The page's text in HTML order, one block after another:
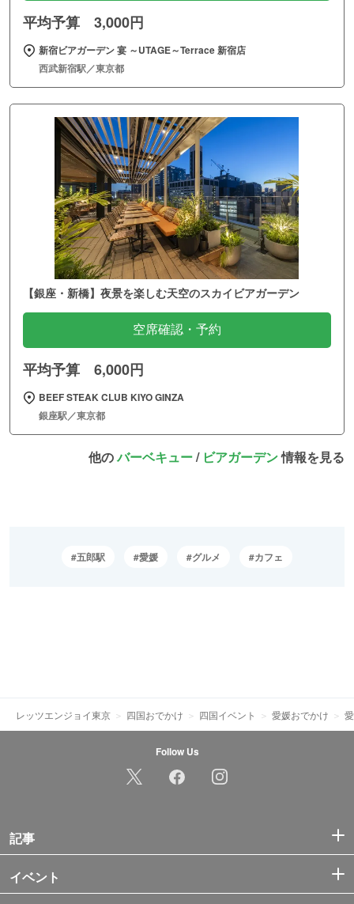
平均予算 3,000円
新宿ビアガーデン 宴 ～UTAGE～Terrace 新宿店
西武新宿駅／東京都
【銀座・新橋】夜景を楽しむ天空のスカイビアガーデン
空席確認・予約
平均予算 6,000円
BEEF STEAK CLUB KIYO GINZA
銀座駅／東京都
他のバーベキュー/ ビアガーデン情報を見る
五郎駅 愛媛 グルメ カフェ
レッツエンジョイ東京 四国おでかけ 四国イベント 愛媛おでかけ
Follow Us
記事
イベント